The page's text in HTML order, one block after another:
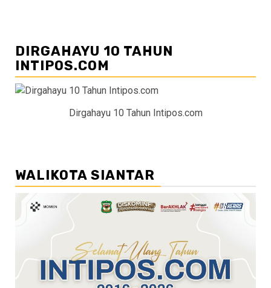
DIRGAHAYU 10 TAHUN
INTIPOS.COM
Dirgahayu 10 Tahun Intipos.com
WALIKOTA SIANTAR